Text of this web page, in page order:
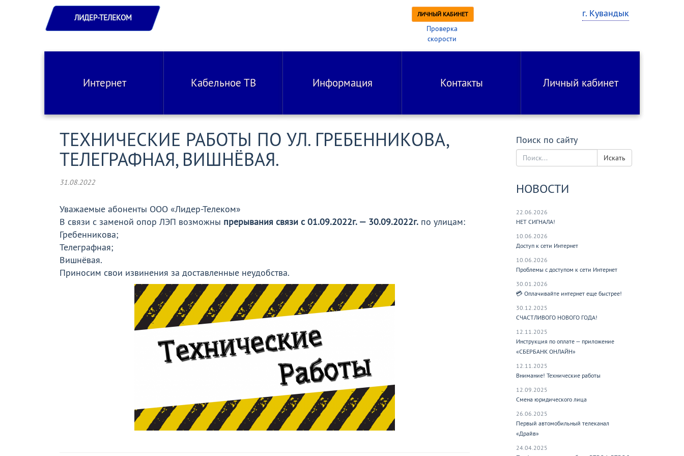
ЛИДЕР-ТЕЛЕКОМ ЛИЧНЫЙ КАБИНЕТ
Проверка
скорости
г. Кувандык
Интернет Кабельное ТВ Информация Контакты Личный кабинет
ТЕХНИЧЕСКИЕ РАБОТЫ ПО УЛ. ГРЕБЕННИКОВА,
ТЕЛЕГРАФНАЯ, ВИШНЁВАЯ.
31.08.2022
Уважаемые абоненты ООО «Лидер-Телеком»
В связи с заменой опор ЛЭП возможны прерывания связи с 01.09.2022г. — 30.09.2022г. по улицам:
Гребенникова;
Телеграфная;
Вишнёвая.
Приносим свои извинения за доставленные неудобства.
Поиск по сайту
Искать
НОВОСТИ
22.06.2026
НЕТ СИГНАЛА!
10.06.2026
Доступ к сети Интернет
10.06.2026
Проблемы с доступом к сети Интернет
30.01.2026
💳 Оплачивайте интернет еще быстрее!
30.12.2025
СЧАСТЛИВОГО НОВОГО ГОДА!
12.11.2025
Инструкция по оплате — приложение
«СБЕРБАНК ОНЛАЙН»
12.11.2025
Внимание! Технические работы
12.09.2025
Смена юридического лица
26.06.2025
Первый автомобильный телеканал
«Драйв»
24.04.2025